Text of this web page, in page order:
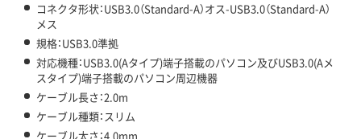
コネクタ形状：USB3.0（Standard-A）オス-USB3.0（Standard-A）
メス
規格：USB3.0準拠
対応機種：USB3.0(Aタイプ)端子搭載のパソコン及びUSB3.0(Aメ
スタイプ)端子搭載のパソコン周辺機器
ケーブル長さ：2.0m
ケーブル種類：スリム
ケーブル太さ：4.0mm